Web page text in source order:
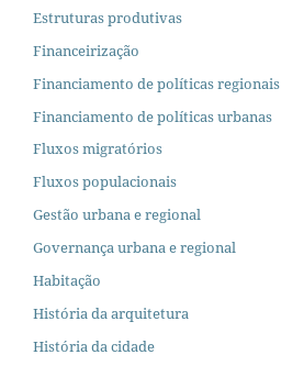
Estruturas produtivas
Financeirização
Financiamento de políticas regionais
Financiamento de políticas urbanas
Fluxos migratórios
Fluxos populacionais
Gestão urbana e regional
Governança urbana e regional
Habitação
História da arquitetura
História da cidade